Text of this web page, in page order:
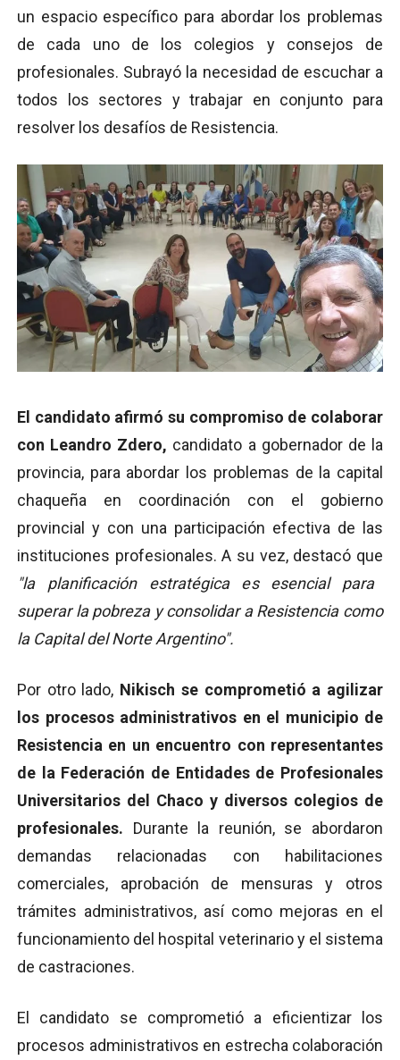
un espacio específico para abordar los problemas
de cada uno de los colegios y consejos de
profesionales. Subrayó la necesidad de escuchar a
todos los sectores y trabajar en conjunto para
resolver los desafíos de Resistencia.
El candidato afirmó su compromiso de colaborar
con Leandro Zdero, candidato a gobernador de la
provincia, para abordar los problemas de la capital
chaqueña en coordinación con el gobierno
provincial y con una participación efectiva de las
instituciones profesionales. A su vez, destacó que
"la planificación estratégica es esencial para
superar la pobreza y consolidar a Resistencia como
la Capital del Norte Argentino".
Por otro lado, Nikisch se comprometió a agilizar
los procesos administrativos en el municipio de
Resistencia en un encuentro con representantes
de la Federación de Entidades de Profesionales
Universitarios del Chaco y diversos colegios de
profesionales. Durante la reunión, se abordaron
demandas relacionadas con habilitaciones
comerciales, aprobación de mensuras y otros
trámites administrativos, así como mejoras en el
funcionamiento del hospital veterinario y el sistema
de castraciones.
El candidato se comprometió a eficientizar los
procesos administrativos en estrecha colaboración